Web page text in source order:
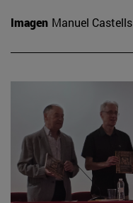
Imagen Manuel Castells